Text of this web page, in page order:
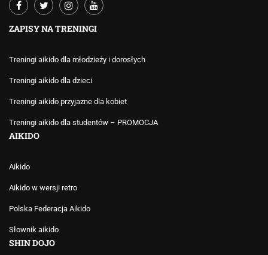
ZAPISY NA TRENINGI
Treningi aikido dla młodzieży i dorosłych
Treningi aikido dla dzieci
Treningi aikido przyjazne dla kobiet
Treningi aikido dla studentów – PROMOCJA
AIKIDO
Aikido
Aikido w wersji retro
Polska Federacja Aikido
Słownik aikido
SHIN DOJO